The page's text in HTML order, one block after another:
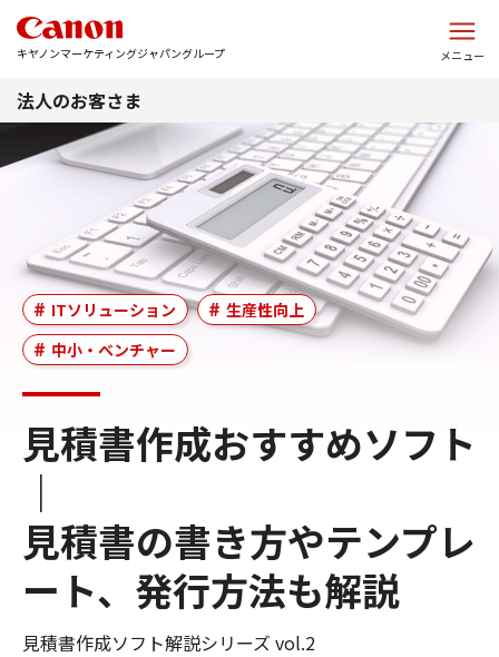
キヤノンマーケティングジャパングループ メニュー
法人のお客さま
見積書作成おすすめソフト
｜
見積書の書き方やテンプレ
ート、発行方法も解説
見積書作成ソフト解説シリーズ vol.2
ITソリューション
生産性向上
中小・ベンチャー